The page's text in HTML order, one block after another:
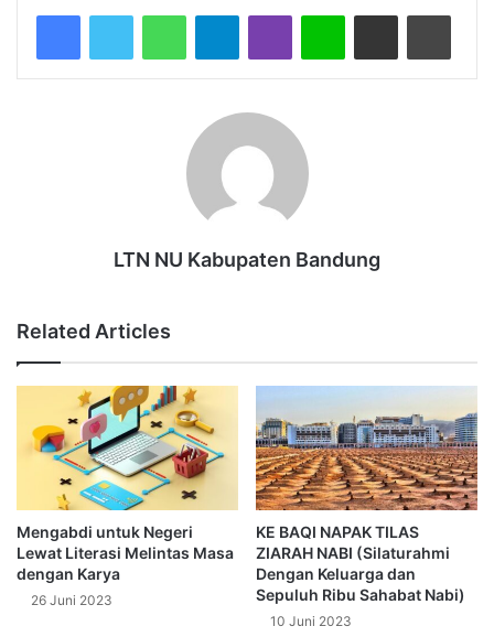
Telegram
LTN NU Kabupaten Bandung
Related Articles
Mengabdi untuk Negeri
Lewat Literasi Melintas Masa
dengan Karya
26 Juni 2023
KE BAQI NAPAK TILAS
ZIARAH NABI (Silaturahmi
Dengan Keluarga dan
Sepuluh Ribu Sahabat Nabi)
10 Juni 2023